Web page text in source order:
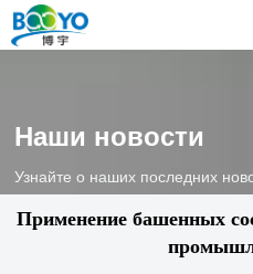
Наши новости
Узнайте о наших последних
Применение башенных